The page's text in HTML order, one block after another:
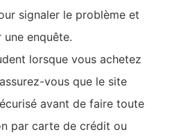
signaler le problème et
une enquête.
lorsque vous achetez
vous que le site
avant de faire toute
par carte de crédit ou